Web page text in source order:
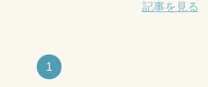
記事を見る
1